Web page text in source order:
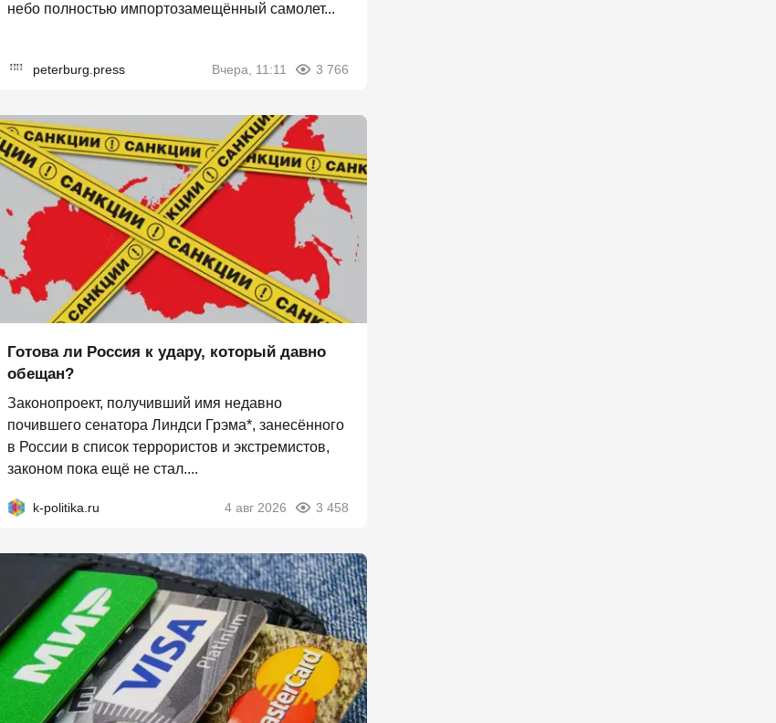
небо полностью импортозамещённый самолет...
peterburg.press Вчера, 11:11 3 766
Готова ли Россия к удару, который давно
обещан?
Законопроект, получивший имя недавно
почившего сенатора Линдси Грэма*, занесённого
в России в список террористов и экстремистов,
законом пока ещё не стал....
k-politika.ru 4 авг 2026 3 458